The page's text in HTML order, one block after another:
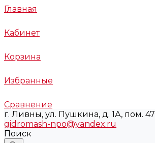
Главная
Кабинет
Корзина
Избранные
Сравнение
г. Ливны, ул. Пушкина, д. 1А, пом. 47
gidromash-npo@yandex.ru
Поиск